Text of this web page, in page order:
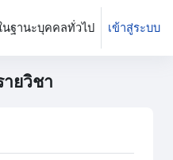
นฐานะบุคคลทั่วไป เข้าสู่ระบบ
ายวิชา